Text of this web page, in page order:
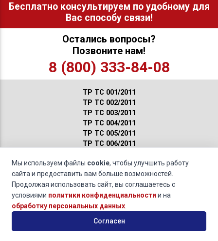
Бесплатно консультируем по удобному для
Вас способу связи!
Остались вопросы?
Позвоните нам!
8 (800) 333-84-08
ТР ТС 001/2011
ТР ТС 002/2011
ТР ТС 003/2011
ТР ТС 004/2011
ТР ТС 005/2011
ТР ТС 006/2011
ТР ТС 008/2011
ТР ТС 009/2011
ТР ТС 010/2011
ТР ТС 011/2011
ТР ТС 012/2011
ТР ТС 014/2011
Мы используем файлы cookie, чтобы улучшить работу
сайта и предоставить вам больше возможностей.
Продолжая использовать сайт, вы соглашаетесь с
условиями политики конфиденциальности и на
обработку персональных данных
Согласен